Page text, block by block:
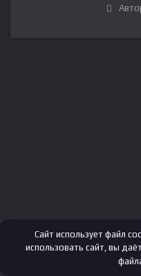
Сайт использует файл
использовать сайт, вы